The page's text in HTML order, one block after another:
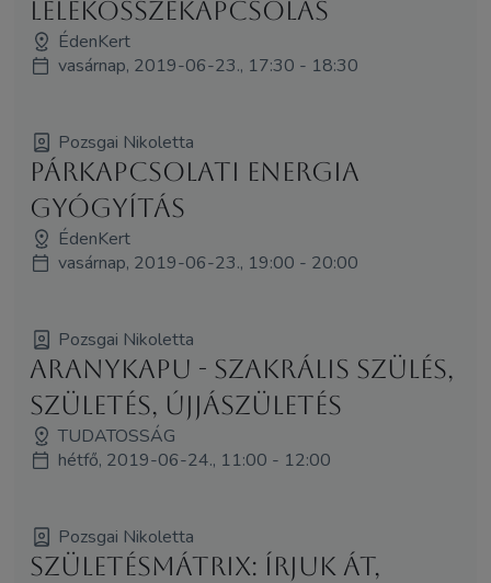
LélekÖsszekapcsolás
ÉdenKert
vasárnap, 2019-06-23., 17:30 - 18:30
Pozsgai Nikoletta
Párkapcsolati Energia
Gyógyítás
ÉdenKert
vasárnap, 2019-06-23., 19:00 - 20:00
Pozsgai Nikoletta
AranyKapu - szakrális szülés,
születés, újjászületés
TUDATOSSÁG
hétfő, 2019-06-24., 11:00 - 12:00
Pozsgai Nikoletta
SzületésMátrix: írjuk át,